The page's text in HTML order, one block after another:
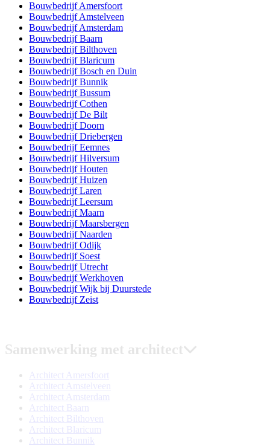
Bouwbedrijf Amersfoort
Bouwbedrijf Amstelveen
Bouwbedrijf Amsterdam
Bouwbedrijf Baarn
Bouwbedrijf Bilthoven
Bouwbedrijf Blaricum
Bouwbedrijf Bosch en Duin
Bouwbedrijf Bunnik
Bouwbedrijf Bussum
Bouwbedrijf Cothen
Bouwbedrijf De Bilt
Bouwbedrijf Doorn
Bouwbedrijf Driebergen
Bouwbedrijf Eemnes
Bouwbedrijf Hilversum
Bouwbedrijf Houten
Bouwbedrijf Huizen
Bouwbedrijf Laren
Bouwbedrijf Leersum
Bouwbedrijf Maarn
Bouwbedrijf Maarsbergen
Bouwbedrijf Naarden
Bouwbedrijf Odijk
Bouwbedrijf Soest
Bouwbedrijf Utrecht
Bouwbedrijf Werkhoven
Bouwbedrijf Wijk bij Duurstede
Bouwbedrijf Zeist
Samenwerking met architect
Architect Amersfoort
Architect Amstelveen
Architect Amsterdam
Architect Baarn
Architect Bilthoven
Architect Blaricum
Architect Bunnik